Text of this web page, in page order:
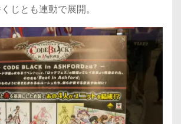
じとも連動で展開。